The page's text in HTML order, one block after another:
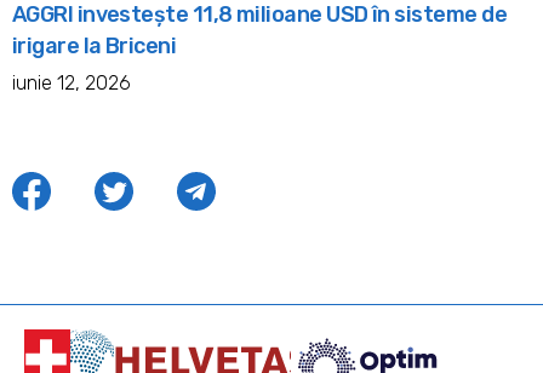
AGGRI investește 11,8 milioane USD în sisteme de
irigare la Briceni
iunie 12, 2026